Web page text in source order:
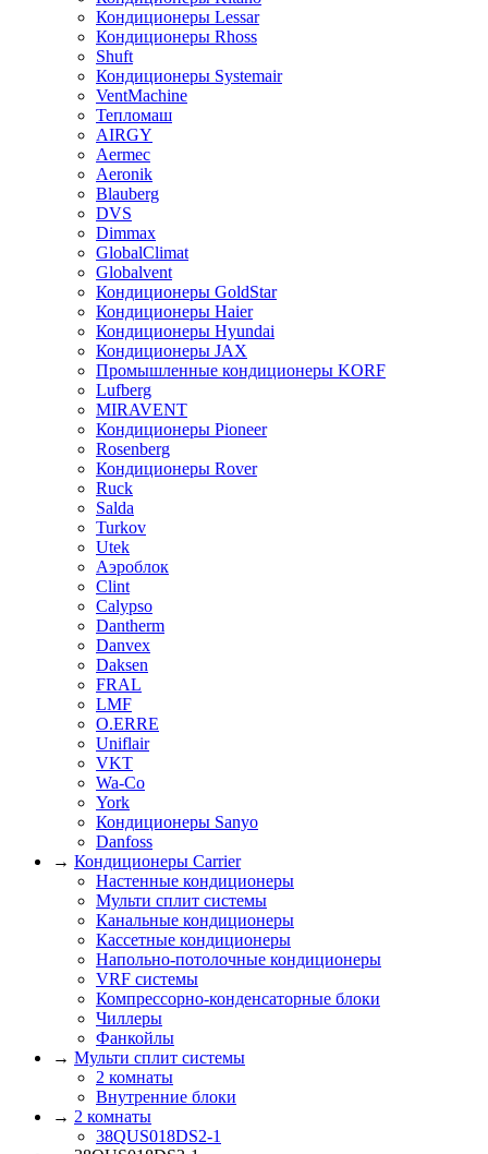
Кондиционеры Lessar
Кондиционеры Rhoss
Shuft
Кондиционеры Systemair
VentMachine
Тепломаш
AIRGY
Aermec
Aeronik
Blauberg
DVS
Dimmax
GlobalClimat
Globalvent
Кондиционеры GoldStar
Кондиционеры Haier
Кондиционеры Hyundai
Кондиционеры JAX
Промышленные кондиционеры KORF
Lufberg
MIRAVENT
Кондиционеры Pioneer
Rosenberg
Кондиционеры Rover
Ruck
Salda
Turkov
Utek
Аэроблок
Clint
Calypso
Dantherm
Danvex
Daksen
FRAL
LMF
O.ERRE
Uniflair
VKT
Wa-Co
York
Кондиционеры Sanyo
Danfoss
→ Кондиционеры Carrier
Настенные кондиционеры
Мульти сплит системы
Канальные кондиционеры
Кассетные кондиционеры
Напольно-потолочные кондиционеры
VRF системы
Компрессорно-конденсаторные блоки
Чиллеры
Фанкойлы
→ Мульти сплит системы
2 комнаты
Внутренние блоки
→ 2 комнаты
38QUS018DS2-1